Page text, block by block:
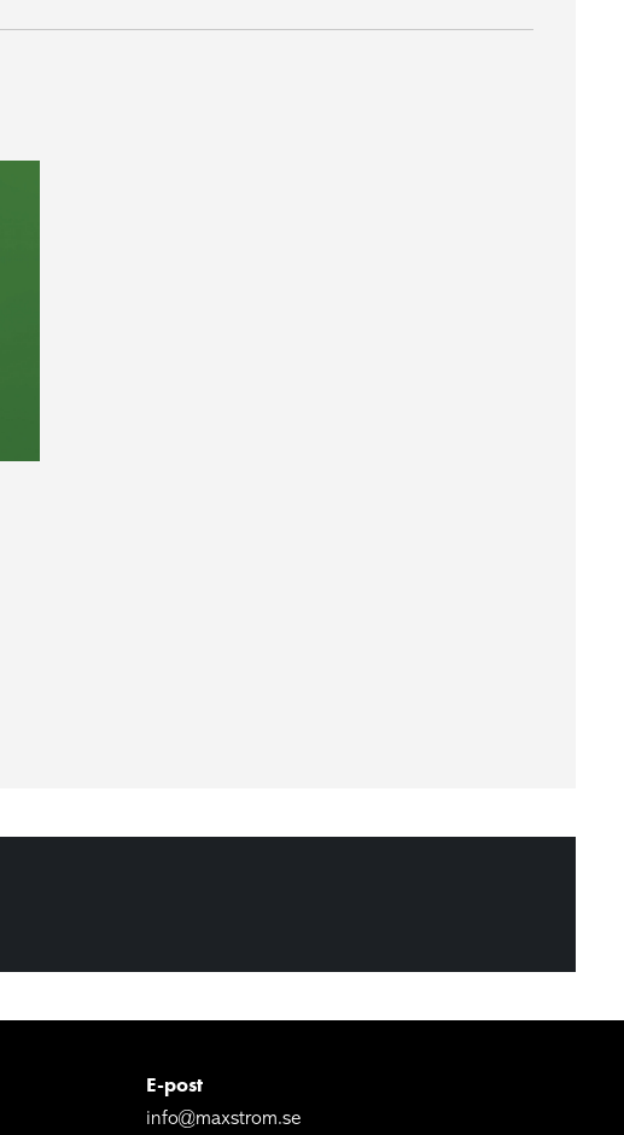
E-post
info@maxstrom.se